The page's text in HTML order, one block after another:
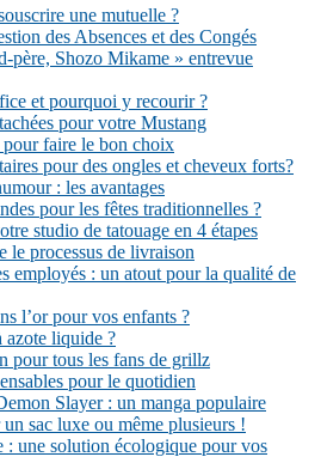
une mutuelle ?
des Absences et des Congés
père, Shozo Mikame » entrevue
et pourquoi y recourir ?
pour votre Mustang
faire le bon choix
pour des ongles et cheveux forts?
: les avantages
pour les fêtes traditionnelles ?
studio de tatouage en 4 étapes
le processus de livraison
employés : un atout pour la qualité de
l’or pour vos enfants ?
azote liquide ?
pour tous les fans de grillz
pour le quotidien
Slayer : un manga populaire
sac luxe ou même plusieurs !
: une solution écologique pour vos